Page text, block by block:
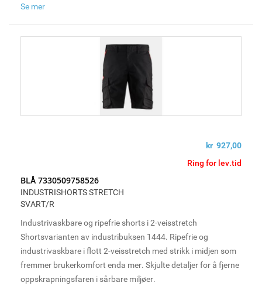
Se mer
kr 927,00
Ring for lev.tid
BLÅ 7330509758526
INDUSTRISHORTS STRETCH
SVART/R
Industrivaskbare og ripefrie shorts i 2-veisstretch
Shortsvarianten av industribuksen 1444. Ripefrie og
industrivaskbare i flott 2-veisstretch med strikk i midjen som
fremmer brukerkomfort enda mer. Skjulte detaljer for å fjerne
oppskrapningsfaren i sårbare miljøer.